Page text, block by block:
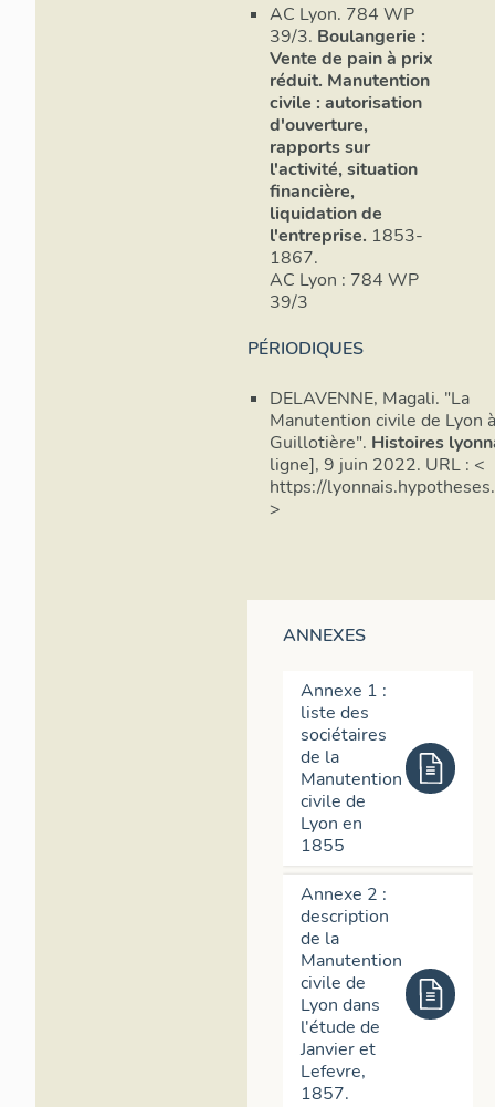
AC Lyon. 784 WP
39/3. Boulangerie :
Vente de pain à prix
réduit. Manutention
civile : autorisation
d'ouverture,
rapports sur
l'activité, situation
financière,
liquidation de
l'entreprise. 1853-
1867.
AC Lyon : 784 WP
39/3
PÉRIODIQUES
DELAVENNE, Magali. "La
Manutention civile de Lyon
Guillotière". Histoires
ligne], 9 juin 2022. URL : <
https://
>
ANNEXES
Annexe 1 :
liste des
sociétaires
de la
Manutention
civile de
Lyon en
1855
Annexe 2 :
description
de la
Manutention
civile de
Lyon dans
l'étude de
Janvier et
Lefevre,
1857.